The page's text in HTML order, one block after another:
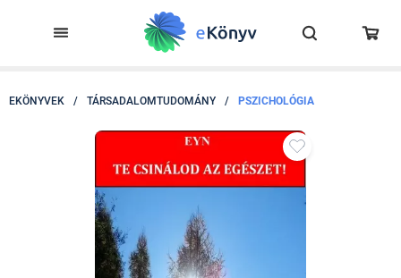
EKÖNYVEK / TÁRSADALOMTUDOMÁNY / PSZICHOLÓGIA